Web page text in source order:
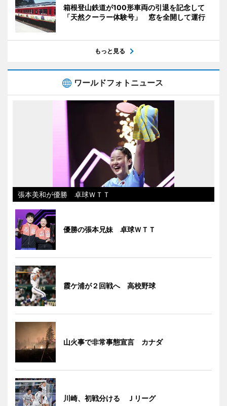
箱根登山鉄道が100形車両の引退を記念して
「天然クーラー体験号」 窓を全開して運行
もっと見る
ワールドフォトニュース
張本美和が優勝 卓球ＷＴＴ
優勝の張本兄妹 卓球ＷＴＴ
霞ケ浦が２回戦へ 高校野球
山火事で非常事態宣言 カナダ
川崎、初戦分ける Ｊリーグ